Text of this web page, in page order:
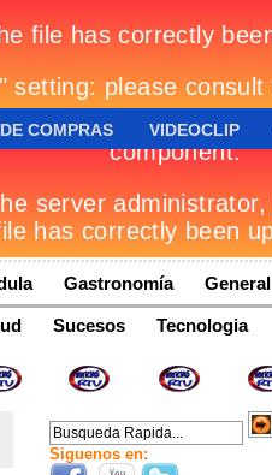
COMPRAS VIDEOCLIP
Gastronomía General
Sucesos Tecnologia
Siguenos en: